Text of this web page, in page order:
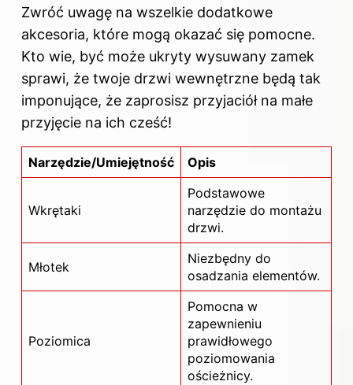
Zwróć uwagę na wszelkie dodatkowe
akcesoria, które mogą okazać się pomocne.
Kto wie, być może ukryty wysuwany zamek
sprawi, że twoje drzwi wewnętrzne będą tak
imponujące, że zaprosisz przyjaciół na małe
przyjęcie na ich cześć!
Narzędzie/Umiejętność Opis
Wkrętaki
Podstawowe
narzędzie do montażu
drzwi.
Młotek
Niezbędny do
osadzania elementów.
Poziomica
Pomocna w
zapewnieniu
prawidłowego
poziomowania
ościeżnicy.